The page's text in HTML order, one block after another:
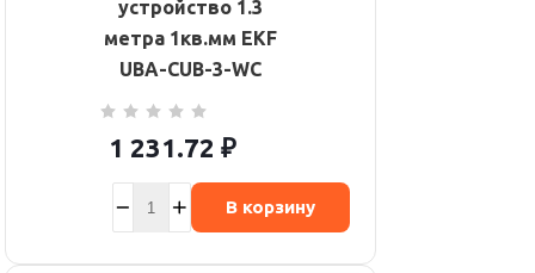
устройство 1.3
метра 1кв.мм EKF
UBA-CUB-3-WC
1 231.72 ₽
В корзину